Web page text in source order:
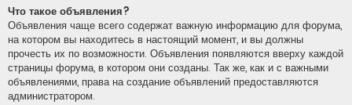
Что такое объявления?
Объявления чаще всего содержат важную информацию для форума,
на котором вы находитесь в настоящий момент, и вы должны
прочесть их по возможности. Объявления появляются вверху каждой
страницы форума, в котором они созданы. Так же, как и с важными
объявлениями, права на создание объявлений предоставляются
администратором.